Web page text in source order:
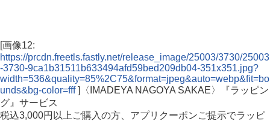
[画像12:
https://prcdn.freetls.fastly.net/release_image/25003/3730/25003
-3730-9ca1b31511b633494afd59bed209db04-351x351.jpg?
width=536&quality=85%2C75&format=jpeg&auto=webp&fit=bo
unds&bg-color=fff]〈IMADEYA NAGOYA SAKAE〉『ラッピン
グ』サービス
税込3,000円以上ご購入の方、アプリクーポンご提示でラッピ